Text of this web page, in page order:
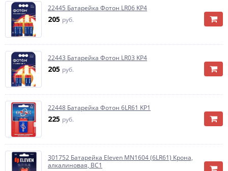
22445 Батарейка Фотон LR06 KP4
205 руб.
22443 Батарейка Фотон LR03 KP4
205 руб.
22448 Батарейка Фотон 6LR61 KP1
225 руб.
301752 Батарейка Eleven MN1604 (6LR61) Крона,
алкалиновая, BC1